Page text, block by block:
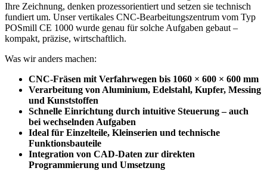
Ihre Zeichnung, denken prozessorientiert und setzen sie technisch
fundiert um. Unser vertikales CNC-Bearbeitungszentrum vom Typ
POSmill CE 1000 wurde genau für solche Aufgaben gebaut –
kompakt, präzise, wirtschaftlich.
Was wir anders machen:
CNC-Fräsen mit Verfahrwegen bis 1060 × 600 × 600 mm
Verarbeitung von Aluminium, Edelstahl, Kupfer, Messing
und Kunststoffen
Schnelle Einrichtung durch intuitive Steuerung – auch
bei wechselnden Aufgaben
Ideal für Einzelteile, Kleinserien und technische
Funktionsbauteile
Integration von CAD-Daten zur direkten
Programmierung und Umsetzung